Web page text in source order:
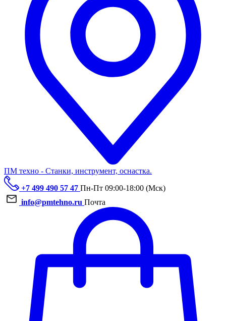
ПМ техно - Станки, инструмент, оснастка.
+7 499 490 57 47 Пн-Пт 09:00-18:00 (Мск)
info@pmtehno.ru Почта